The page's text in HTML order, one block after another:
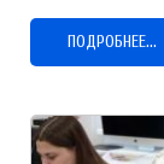
ПОДРОБНЕЕ...